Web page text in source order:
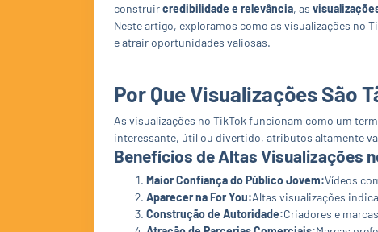
construircredibilidade e relevância, as
Neste artigo, exploramos como as visualizações no
e atrair oportunidades valiosas.
Por Que Visualizações São
As visualizações no TikTok funcionam como um
interessante, útil ou divertido, atributos altamente
Benefícios de Altas Visualizações
Maior Confiança do Público Jovem:Vídeos
Aparecer na For You:Altas visualizações
Construção de Autoridade:Criadores e